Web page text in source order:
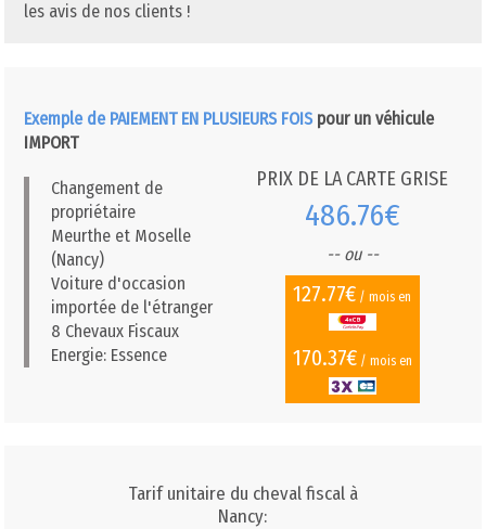
les avis de nos clients !
Exemple de PAIEMENT EN PLUSIEURS FOIS pour un véhicule
IMPORT
Changement de
propriétaire
Meurthe et Moselle
(Nancy)
Voiture d'occasion
importée de l'étranger
8 Chevaux Fiscaux
Energie: Essence
PRIX DE LA CARTE GRISE
486.76€
-- ou --
127.77€ / mois en
170.37€/ mois en
Tarif unitaire du cheval fiscal à
Nancy: